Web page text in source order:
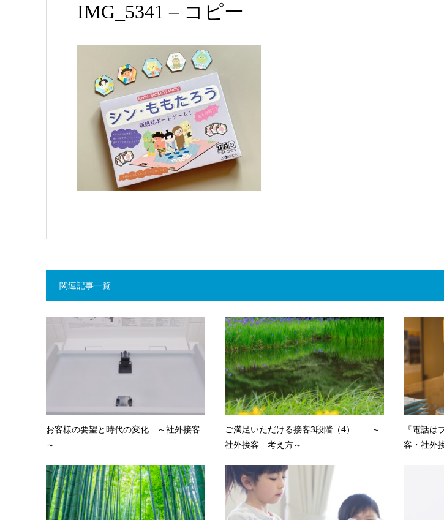
IMG_5341 – コピー
関連記事一覧
お客様の要望と時代の変化 ～社外接客
～
ご満足いただける接客3段階（4） ～
社外接客 考え方～
『電話
客・社外